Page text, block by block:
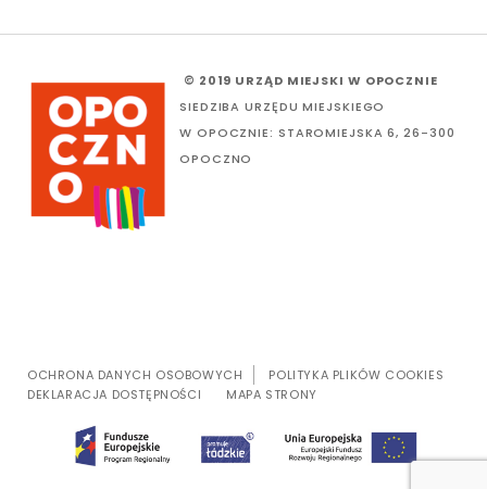
© 2019 URZĄD MIEJSKI W OPOCZNIE
SIEDZIBA URZĘDU MIEJSKIEGO
W OPOCZNIE: STAROMIEJSKA 6, 26-300
OPOCZNO
OCHRONA DANYCH OSOBOWYCH
POLITYKA PLIKÓW COOKIES
DEKLARACJA DOSTĘPNOŚCI
MAPA STRONY